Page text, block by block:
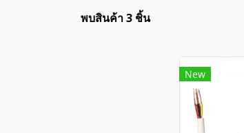
พบสินค้า 3 ชิ้น
New